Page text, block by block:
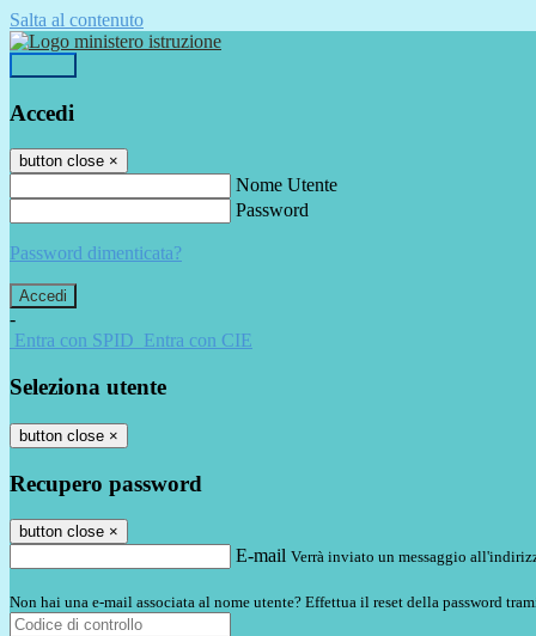
Salta al contenuto
Accedi
button close ×
Nome Utente
Password
Password dimenticata?
-
Entra con SPID Entra con CIE
Seleziona utente
button close ×
Recupero password
button close ×
E-mail Verrà inviato un messaggio
Non hai una e-mail associata al nome utente? Effettua il reset della password